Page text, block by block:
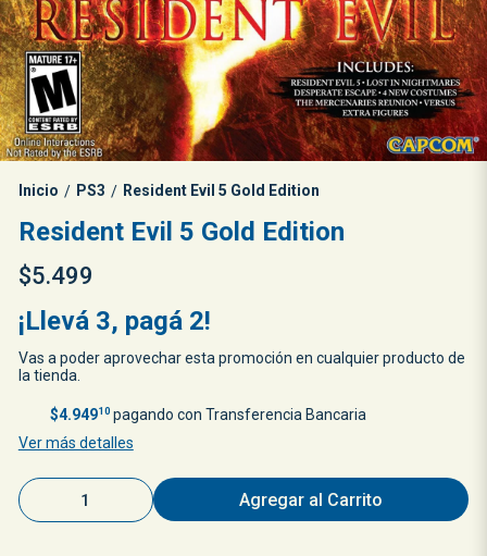
Inicio / PS3 / Resident Evil 5 Gold Edition
Resident Evil 5 Gold Edition
$5.499
¡Llevá 3, pagá 2!
Vas a poder aprovechar esta promoción en cualquier producto de
la tienda.
$4.94910pagando con Transferencia Bancaria
Ver más detalles
Agregar al Carrito